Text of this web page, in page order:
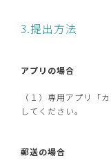
3.提出方法
アプリの場合
（１）専用アプリ「
してください。
郵送の場合